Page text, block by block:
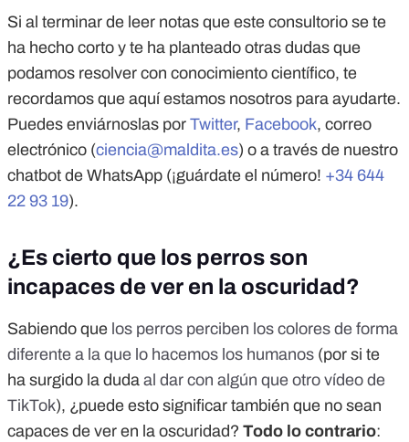
Si al terminar de leer notas que este consultorio se te
ha hecho corto y te ha planteado otras dudas que
podamos resolver con conocimiento científico, te
recordamos que aquí estamos nosotros para ayudarte.
Puedes enviárnoslas por Twitter, Facebook, correo
electrónico (ciencia@maldita.es) o a través de nuestro
chatbot de WhatsApp (¡guárdate el número! +34 644
22 93 19).
¿Es cierto que los perros son
incapaces de ver en la oscuridad?
Sabiendo que los perros perciben los colores de forma
diferente a la que lo hacemos los humanos (por si te
ha surgido la duda al dar con algún que otro vídeo de
TikTok), ¿puede esto significar también que no sean
capaces de ver en la oscuridad? Todo lo contrario: